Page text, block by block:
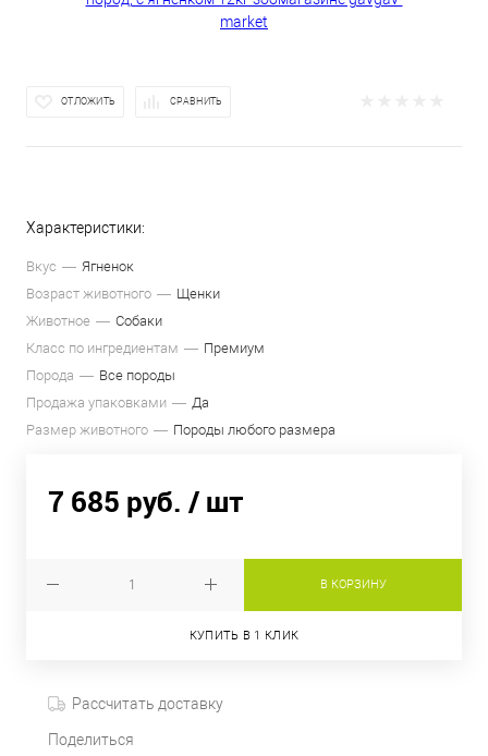
ОТЛОЖИТЬ СРАВНИТЬ
Характеристики:
Вкус
Ягненок
Возраст животного
Щенки
Животное
Собаки
Класс по ингредиентам
Премиум
Порода
Все породы
Продажа упаковками
Да
Размер животного
Породы любого размера
7 685 руб. / шт
В КОРЗИНУ
КУПИТЬ В 1 КЛИК
Рассчитать доставку
Поделиться